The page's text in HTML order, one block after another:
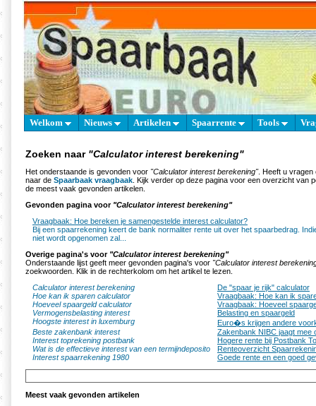
Welkom Nieuws Artikelen Spaarrente Tools
Zoeken naar "Calculator interest berekening"
Het onderstaande is gevonden voor "Calculator interest berekening". Heeft u vragen
naar de Spaarbaak vraagbaak . Kijk verder op deze pagina voor een overzicht van
de meest vaak gevonden artikelen.
Gevonden pagina voor "Calculator interest berekening"
Vraagbaak: Hoe bereken je samengestelde interest calculator?
Bij een spaarrekening keert de bank normaliter rente uit over het spaarbedrag.
niet wordt opgenomen zal...
Overige pagina's voor "Calculator interest berekening"
Onderstaande lijst geeft meer gevonden pagina's voor "Calculator interest
zoekwoorden. Klik in de rechterkolom om het artikel te lezen.
Calculator interest berekening
De "spaar je rijk" calculator
Hoe kan ik sparen calculator
Vraagbaak: Hoe kan ik
Hoeveel spaargeld calculator
Vraagbaak: Hoeveel
Vermogensbelasting interest
Belasting en spaargeld
Hoogste interest in luxemburg
Euro�s krijgen andere
Beste zakenbank interest
Zakenbank NIBC jaagt mee
Interest toprekening postbank
Hogere rente bij Postbank
Wat is de effectieve interest van een termijndeposito
Renteoverzicht
Interest spaarrekening 1980
Goede rente en een goed
Meest vaak gevonden artikelen